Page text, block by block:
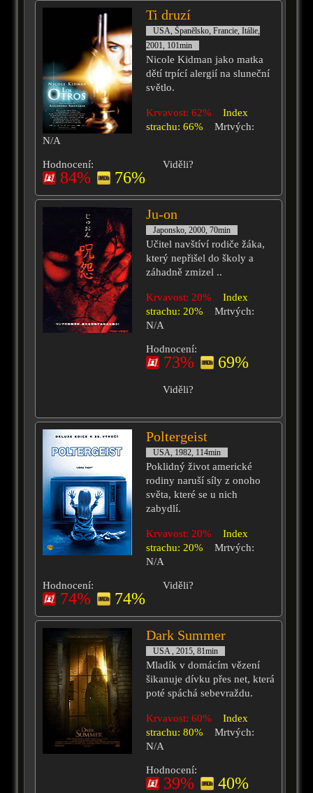
Ti druzí
USA, Španělsko, Francie, Itálie,
2001, 101min
Nicole Kidman jako matka
dětí trpící alergií na sluneční
světlo.
Krvavost: 62%
Index
strachu: 66%
Mrtvých:
N/A
Hodnocení:
84% 76%
Viděli?
Ju-on
Japonsko, 2000, 70min
Učitel navštíví rodiče žáka,
který nepřišel do školy a
záhadně zmizel ..
Krvavost: 20%
Index
strachu: 20%
Mrtvých:
N/A
Hodnocení:
73% 69%
Viděli?
Poltergeist
USA, 1982, 114min
Poklidný život americké
rodiny naruší síly z onoho
světa, které se u nich
zabydlí.
Krvavost: 20%
Index
strachu: 20%
Mrtvých:
N/A
Hodnocení:
74% 74%
Viděli?
Dark Summer
USA , 2015, 81min
Mladík v domácím vězení
šikanuje dívku přes net, která
poté spáchá sebevraždu.
Krvavost: 60%
Index
strachu: 80%
Mrtvých:
N/A
Hodnocení:
39% 40%